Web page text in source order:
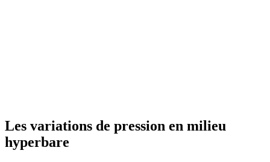
Les variations de pression en milieu
hyperbare